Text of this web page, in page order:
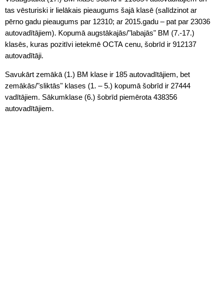
tas vēsturiski ir lielākais pieaugums šajā klasē (salīdzinot ar
pērno gadu pieaugums par 12310; ar 2015.gadu – pat par 23036
autovadītājiem). Kopumā augstākajās/"labajās" BM (7.-17.)
klasēs, kuras pozitīvi ietekmē OCTA cenu, šobrīd ir 912137
autovadītāji.
Savukārt zemākā (1.) BM klase ir 185 autovadītājiem, bet
zemākās/"sliktās" klases (1. – 5.) kopumā šobrīd ir 27444
vadītājiem. Sākumklase (6.) šobrīd piemērota 438356
autovadītājiem.